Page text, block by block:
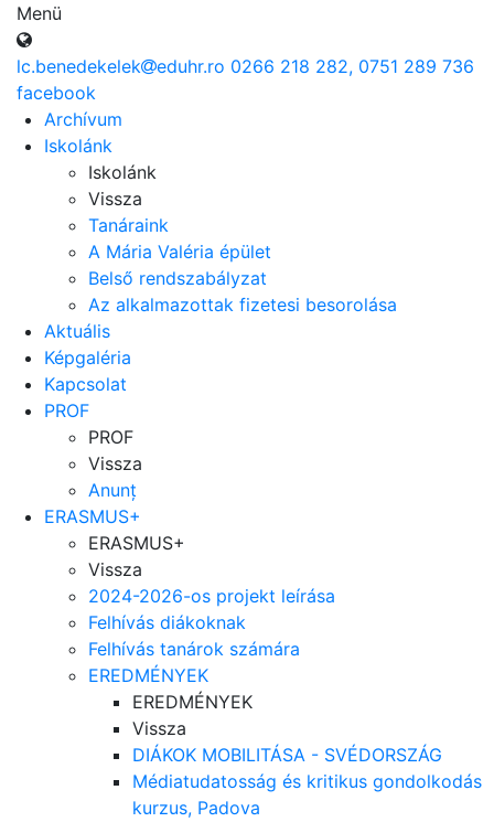
Menü
lc.benedekelek eduhr.ro 0266 218 282, 0751 289 736
facebook
Archívum
Iskolánk
Iskolánk
Vissza
Tanáraink
A Mária Valéria épület
Belső rendszabályzat
Az alkalmazottak fizetesi besorolása
Aktuális
Képgaléria
Kapcsolat
PROF
PROF
Vissza
Anunț
ERASMUS+
ERASMUS+
Vissza
2024-2026-os projekt leírása
Felhívás diákoknak
Felhívás tanárok számára
EREDMÉNYEK
EREDMÉNYEK
Vissza
DIÁKOK MOBILITÁSA - SVÉDORSZÁG
Médiatudatosság és kritikus gondolkodás
kurzus, Padova